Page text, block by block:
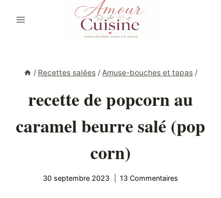
/ Recettes salées / Amuse-bouches et tapas /
recette de popcorn au
caramel beurre salé (pop
corn)
30 septembre 2023 13 Commentaires